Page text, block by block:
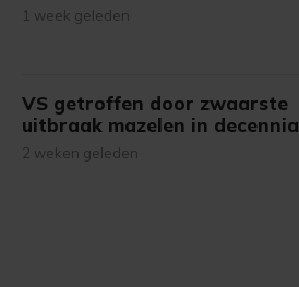
1 week geleden
VS getroffen door zwaarste
uitbraak mazelen in decennia
2 weken geleden